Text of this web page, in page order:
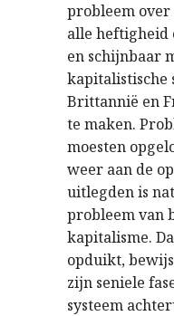
probleem
alle heftigheid
en schijnbaar
kapitalistische
Brittannië en
te maken.
moesten
weer aan de
uitlegden is
probleem van
kapitalisme.
opduikt,
zijn seniele
systeem